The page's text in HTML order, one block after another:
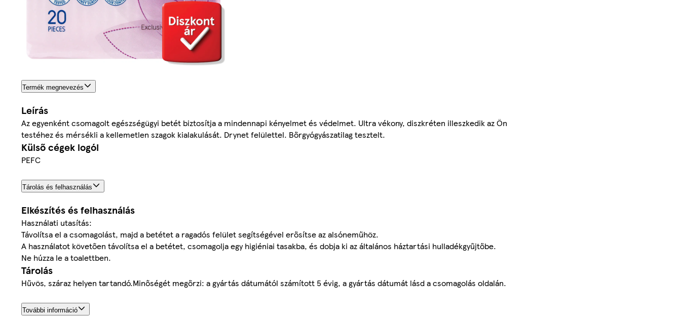
Termék megnevezés
Leírás
Az egyenként csomagolt egészségügyi betét biztosítja a mindennapi kényelmet és védelmet. Ultra vékony, diszkréten illeszkedik az Ön
testéhez és mérsékli a kellemetlen szagok kialakulását. Drynet felülettel. Bőrgyógyászatilag tesztelt.
Külső cégek logói
PEFC
Tárolás és felhasználás
Elkészítés és felhasználás
Használati utasítás:
Távolítsa el a csomagolást, majd a betétet a ragadós felület segítségével erősítse az alsóneműhöz.
A használatot követően távolítsa el a betétet, csomagolja egy higiéniai tasakba, és dobja ki az általános háztartási hulladékgyűjtőbe.
Ne húzza le a toalettben.
Tárolás
Hűvös, száraz helyen tartandó.Minőségét megőrzi: a gyártás dátumától számított 5 évig, a gyártás dátumát lásd a csomagolás oldalán.
További információ